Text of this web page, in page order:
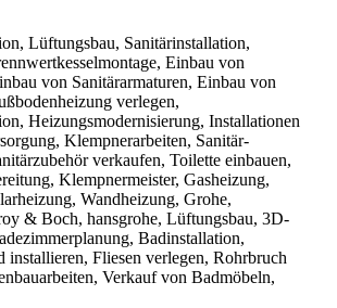
Lüftungsbau, Sanitärinstallation,
Einbau von
von Sanitärarmaturen, Einbau von
verlegen,
Heizungsmodernisierung, Installationen
Klempnerarbeiten, Sanitär-
verkaufen, Toilette einbauen,
Klempnermeister, Gasheizung,
Wandheizung, Grohe,
& Boch, hansgrohe, Lüftungsbau, 3D-
Badinstallation,
installieren, Fliesen verlegen, Rohrbruch
Verkauf von Badmöbeln,